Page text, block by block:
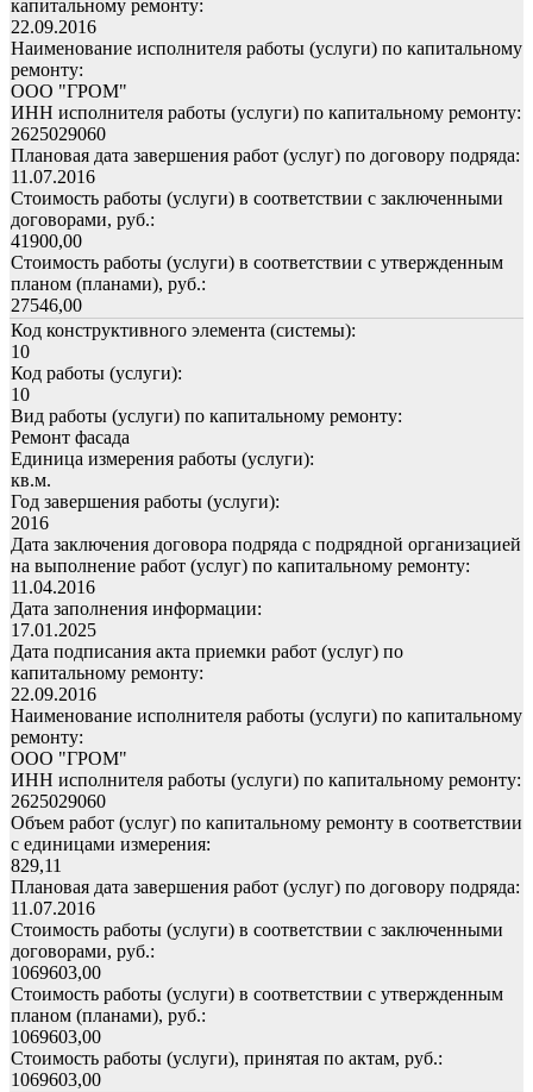
капитальному ремонту:
22.09.2016
Наименование исполнителя работы (услуги) по капитальному
ремонту:
ООО "ГРОМ"
ИНН исполнителя работы (услуги) по капитальному ремонту:
2625029060
Плановая дата завершения работ (услуг) по договору подряда:
11.07.2016
Стоимость работы (услуги) в соответствии с заключенными
договорами, руб.:
41900,00
Стоимость работы (услуги) в соответствии с утвержденным
планом (планами), руб.:
27546,00
Код конструктивного элемента (системы):
10
Код работы (услуги):
10
Вид работы (услуги) по капитальному ремонту:
Ремонт фасада
Единица измерения работы (услуги):
кв.м.
Год завершения работы (услуги):
2016
Дата заключения договора подряда с подрядной организацией
на выполнение работ (услуг) по капитальному ремонту:
11.04.2016
Дата заполнения информации:
17.01.2025
Дата подписания акта приемки работ (услуг) по
капитальному ремонту:
22.09.2016
Наименование исполнителя работы (услуги) по капитальному
ремонту:
ООО "ГРОМ"
ИНН исполнителя работы (услуги) по капитальному ремонту:
2625029060
Объем работ (услуг) по капитальному ремонту в соответствии
с единицами измерения:
829,11
Плановая дата завершения работ (услуг) по договору подряда:
11.07.2016
Стоимость работы (услуги) в соответствии с заключенными
договорами, руб.:
1069603,00
Стоимость работы (услуги) в соответствии с утвержденным
планом (планами), руб.:
1069603,00
Стоимость работы (услуги), принятая по актам, руб.:
1069603,00